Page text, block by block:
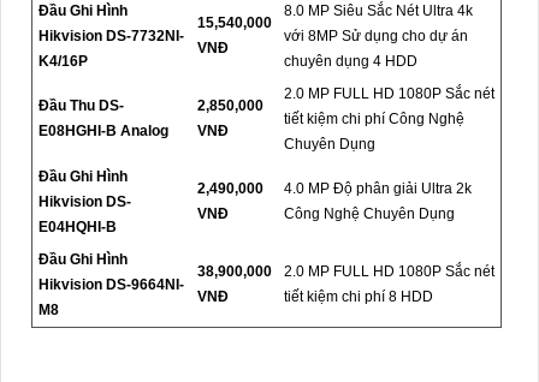
Đầu Ghi Hình
Hikvision DS-7732NI-
K4/16P
15,540,000
VNĐ
8.0 MP Siêu Sắc Nét Ultra 4k
với 8MP Sử dụng cho dự án
chuyên dụng 4 HDD
Đầu Thu DS-
E08HGHI-B Analog
2,850,000
VNĐ
2.0 MP FULL HD 1080P Sắc nét
tiết kiệm chi phí Công Nghệ
Chuyên Dụng
Đầu Ghi Hình
Hikvision DS-
E04HQHI-B
2,490,000
VNĐ
4.0 MP Độ phân giải Ultra 2k
Công Nghệ Chuyên Dụng
Đầu Ghi Hình
Hikvision DS-9664NI-
M8
38,900,000
VNĐ
2.0 MP FULL HD 1080P Sắc nét
tiết kiệm chi phí 8 HDD